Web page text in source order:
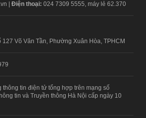
| Điện thoại: 024 7309 5555, máy lẻ 62.370
127 Võ Văn Tần, Phường Xuân Hòa, TPHCM
thông tin điện tử tổng hợp trên mạng số
tin và Truyền thông Hà Nội cấp ngày 10